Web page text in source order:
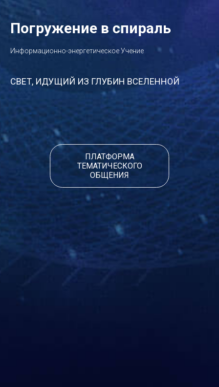
Погружение в спираль
Информационно-энергетическое Учение
СВЕТ, ИДУЩИЙ ИЗ ГЛУБИН ВСЕЛЕННОЙ
ПЛАТФОРМА
ТЕМАТИЧЕСКОГО
ОБЩЕНИЯ